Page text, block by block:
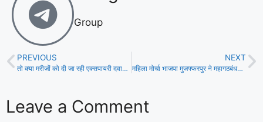
Group
PREVIOUS
तो क्या मरीजों को दी जा रही एक्सपायरी दवा? वीडियो वायरल, स्वास्थ्य विभाग में हड़कंप!
NEXT
महिला मोर्चा भाजपा मुजफ्फरपुर ने महागठबंधन के विरुद्ध निकाला आक्रोश मार्च!
Leave a Comment